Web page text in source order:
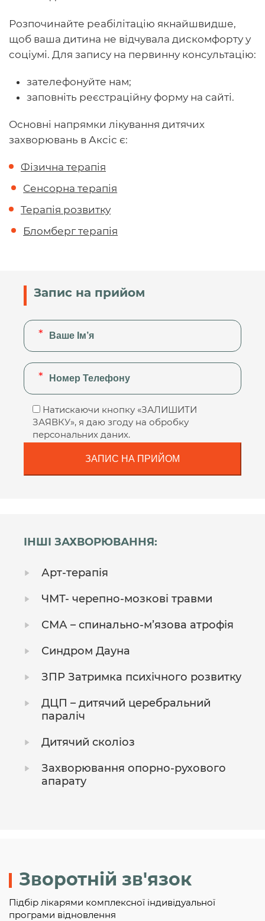
Розпочинайте реабілітацію якнайшвидше,
щоб ваша дитина не відчувала дискомфорту у
соціумі. Для запису на первинну консультацію:
зателефонуйте нам;
заповніть реєстраційну форму на сайті.
Основні напрямки лікування дитячих
захворювань в Аксіс є:
Фізична терапія
Сенсорна терапія
Терапія розвитку
Бломберг терапія
Запис на прийом
Натискаючи кнопку «ЗАЛИШИТИ
ЗАЯВКУ», я даю згоду на обробку
персональних даних.
ІНШІ ЗАХВОРЮВАННЯ:
Арт-терапія
ЧМТ- черепно-мозкові травми
СМА – спинально-м’язова атрофія
Синдром Дауна
ЗПР Затримка психічного розвитку
ДЦП – дитячий церебральний
параліч
Дитячий сколіоз
Захворювання опорно-рухового
апарату
Зворотній зв'язок
Підбір лікарями комплексної індивідуальної
програми відновлення